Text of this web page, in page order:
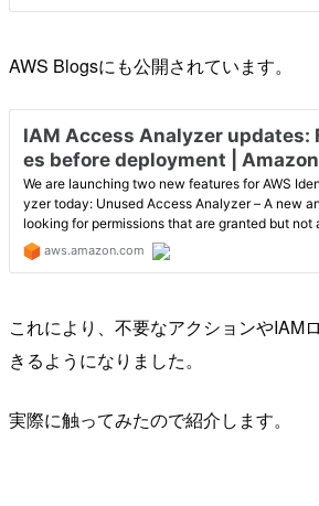
AWS Blogsにも公開されています。
これにより、不要なアクションやIAM
きるようになりました。
実際に触ってみたので紹介します。